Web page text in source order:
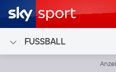
FUSSBALL